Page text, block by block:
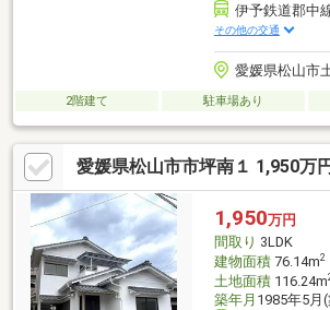
伊予鉄道郡中
その他の交通
愛媛県松山市
2階建て 駐車場あり
愛媛県松山市市坪南１ 1,950万
1,950万円
間取り 3LDK
建物面積76.14m2
土地面積116.24m
築年月 1985年5月